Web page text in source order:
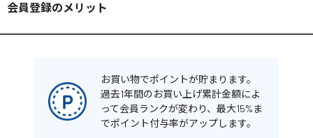
会員登録のメリット
お買い物でポイントが貯まります。
過去1年間のお買い上げ累計金額によ
って会員ランクが変わり、最大15%ま
でポイント付与率がアップします。